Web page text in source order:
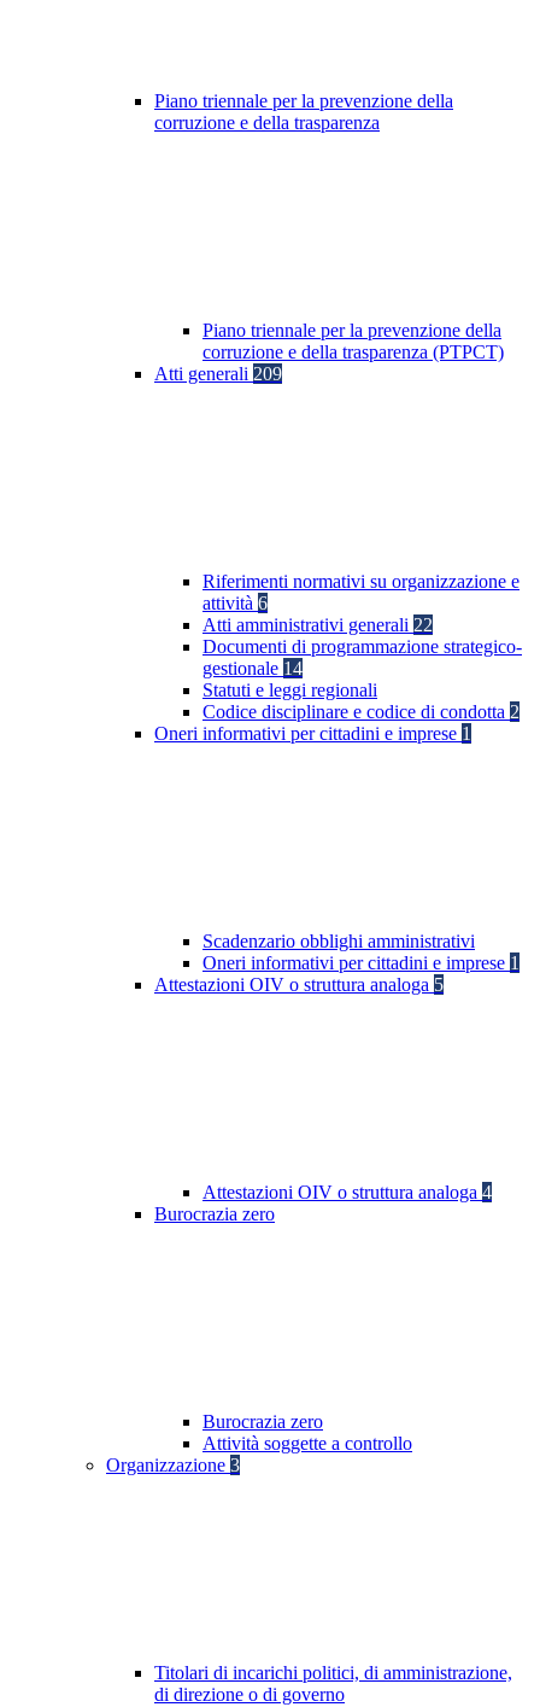
Piano triennale per la prevenzione della
corruzione e della trasparenza
Piano triennale per la prevenzione della
corruzione e della trasparenza (PTPCT)
Atti generali 209
Riferimenti normativi su organizzazione e
attività 6
Atti amministrativi generali 22
Documenti di programmazione strategico-
gestionale 14
Statuti e leggi regionali
Codice disciplinare e codice di condotta 2
Oneri informativi per cittadini e imprese 1
Scadenzario obblighi amministrativi
Oneri informativi per cittadini e imprese 1
Attestazioni OIV o struttura analoga 5
Attestazioni OIV o struttura analoga 4
Burocrazia zero
Burocrazia zero
Attività soggette a controllo
Organizzazione 3
Titolari di incarichi politici, di amministrazione,
di direzione o di governo